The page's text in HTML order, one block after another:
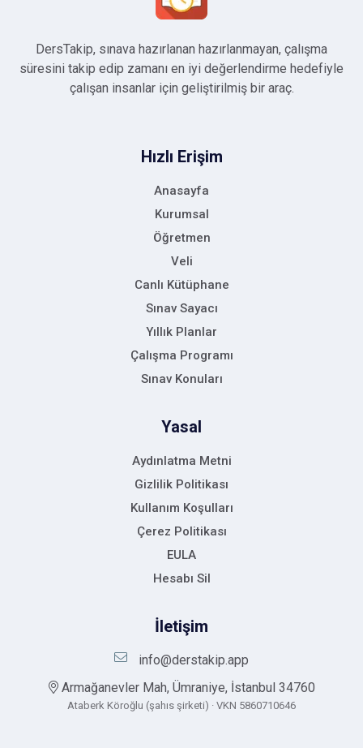
DersTakip, sınava hazırlanan hazırlanmayan, çalışma
süresini takip edip zamanı en iyi değerlendirme hedefiyle
çalışan insanlar için geliştirilmiş bir araç.
Hızlı Erişim
Anasayfa
Kurumsal
Öğretmen
Veli
Canlı Kütüphane
Sınav Sayacı
Yıllık Planlar
Çalışma Programı
Sınav Konuları
Yasal
Aydınlatma Metni
Gizlilik Politikası
Kullanım Koşulları
Çerez Politikası
EULA
Hesabı Sil
İletişim
info@derstakip.app
Armağanevler Mah, Ümraniye, İstanbul 34760
Ataberk Köroğlu (şahıs şirketi) · VKN 5860710646